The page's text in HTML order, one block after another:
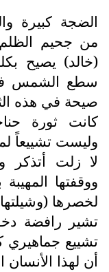
الضجة كبيرة
من جحيم الظلم
(خالد) يصيح
سطع الشمس
صيحة في هذه
كانت ثورة
وليست تشييعاً
لا زلت أتذكر
ووقفتها
لخصرها
تشير رافضة
تشييع جماهيري
أن لهذا الأنسان